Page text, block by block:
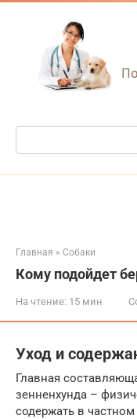
Перейти
Поиск:
Главная » Собаки
Кому подойдет
На чтение: 15 мин
Уход и
Главная
зенненхунда –
содержать в